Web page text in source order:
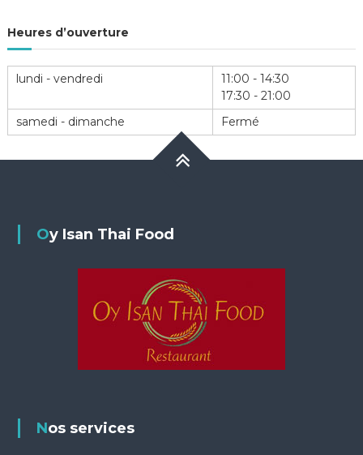
Heures d’ouverture
lundi - vendredi
11:00 - 14:30
17:30 - 21:00
samedi - dimanche
Fermé
Oy Isan Thai Food
Nos services